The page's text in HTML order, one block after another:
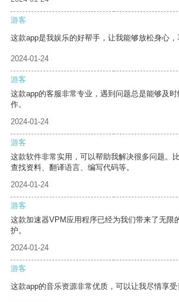
游客
这款app是我娱乐的好帮手，让我能够放松身心，
2024-01-24
游客
这款app的客服非常专业，遇到问题总是能够及
作。
2024-01-24
游客
这款软件非常实用，可以帮助我解决很多问题。
查找资料、翻译语言、编写代码等。
2024-01-24
游客
这款加速器VPM应用程序已经为我们带来了无限
护。
2024-01-24
游客
这款app的音乐资源非常优质，可以让我尽情享受